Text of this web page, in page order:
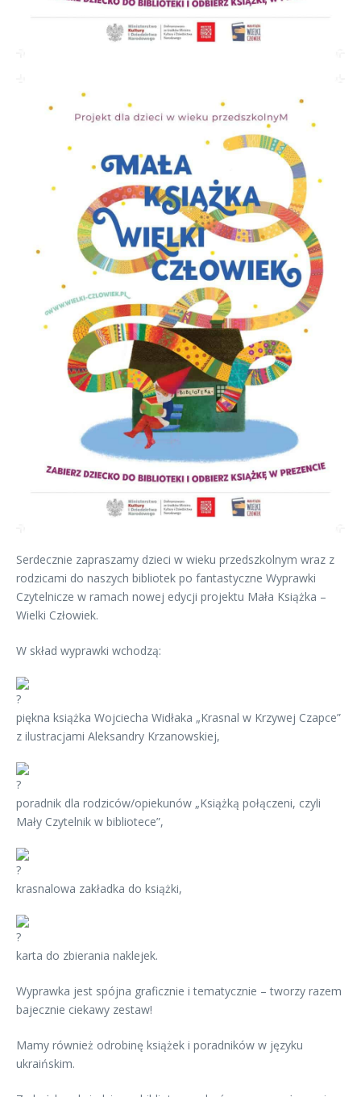
Serdecznie zapraszamy dzieci w wieku przedszkolnym wraz z
rodzicami do naszych bibliotek po fantastyczne Wyprawki
Czytelnicze w ramach nowej edycji projektu Mała Książka –
Wielki Człowiek.
W skład wyprawki wchodzą:
piękna książka Wojciecha Widłaka „Krasnal w Krzywej Czapce”
z ilustracjami Aleksandry Krzanowskiej,
poradnik dla rodziców/opiekunów „Książką połączeni, czyli
Mały Czytelnik w bibliotece”,
krasnalowa zakładka do książki,
karta do zbierania naklejek.
Wyprawka jest spójna graficznie i tematycznie – tworzy razem
bajecznie ciekawy zestaw!
Mamy również odrobinę książek i poradników w języku
ukraińskim.